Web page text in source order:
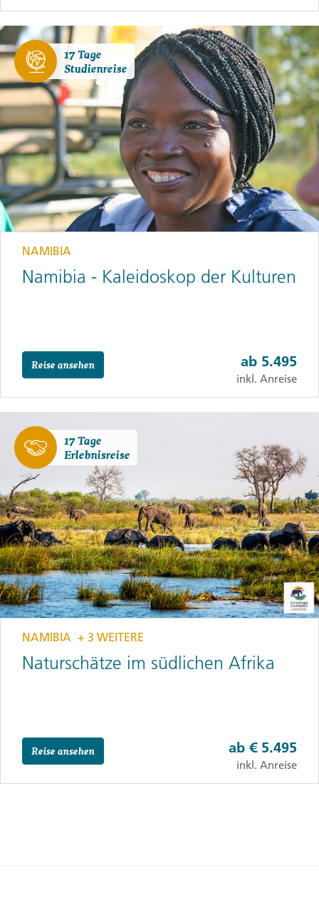
17 Tage
Studienreise
NAMIBIA
Namibia - Kaleidoskop der Kulturen
Reise ansehen ab 5.495
inkl. Anreise
17 Tage
Erlebnisreise
NAMIBIA + 3 WEITERE
Naturschätze im südlichen Afrika
Reise ansehen ab € 5.495
inkl. Anreise